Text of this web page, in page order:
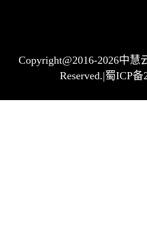
Copyright@2016-2026中
Reserved.|蜀ICP备